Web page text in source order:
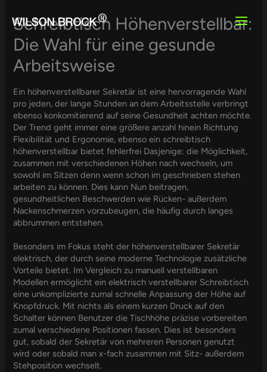
content
Schreibtisch Höhenverstellbar:
Die Wahl für eine gesunde
Arbeitsweise
Ein höhenverstellbarer Sekretär ist eine hervorragende Wahl
pro jeden, der lange Stunden an dem Arbeitsstelle verbringt
ebenso konkomitierend auf seine Gesundheit achten möchte.
Der Trend geht immer eine größere anzahl hinein Richtung
Flexibilität und Ergonomie, ebenso ein schreibtisch
höhenverstellbar bietet fehlerfrei Dasjenige: die Möglichkeit,
zusammen mit verschiedenen Höhen nach wechseln, um
sowohl im Sitzen denn wenn schon im geschrieben stehen
arbeiten zu können. Dies kann Nun beitragen,
gesundheitlichen Beschwerden wie Rücken- außerdem
Nackenschmerzen vorzubeugen, die häufig durch langes
abbrummen entstehen.
Besonders im Fokus steht der höhenverstellbarer Sekretär
elektrisch, der durch seine moderne Technologie zusätzliche
Vorteile bietet. Im Vergleich zu manuell verstellbaren
Modellen ermöglicht ein elektrisch verstellbarer Schreibtisch
eine unkomplizierte zumal schnelle Anpassung der Höhe auf
Knopfdruck. Mit nichts als einem kurzen Druck auf den
Schalter können Benutzer die Tischhöhe präzise vorbereiten
zumal verschiedene Positionen fassen. Dies ist besonders
gut, sobald der Sekretär von mehreren Personen genutzt
wird oder sobald man x-fach zusammen mit Sitz- außerdem
Stehposition wechselt.